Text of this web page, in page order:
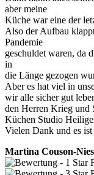
aber meine
Küche war eine der
Also der Aufbau
Pandemie
geschuldet waren, da
in
die Länge gezogen
Aber es hat viel in
wir alle sicher gut
den Herren Krieg und
Küchen Studio
Vielen Dank und es
Martina Couson-